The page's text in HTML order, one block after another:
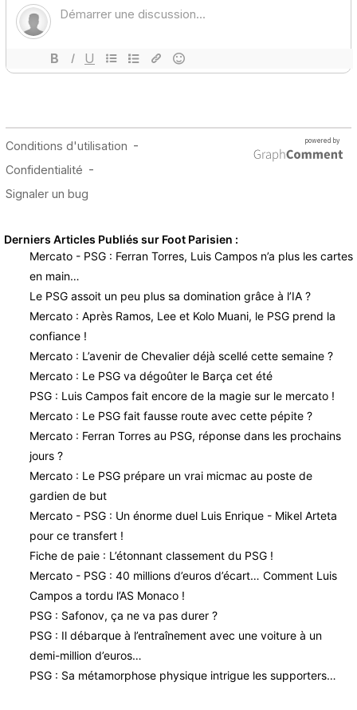
Derniers Articles Publiés sur Foot Parisien :
Mercato - PSG : Ferran Torres, Luis Campos n’a plus les cartes
en main…
Le PSG assoit un peu plus sa domination grâce à l’IA ?
Mercato : Après Ramos, Lee et Kolo Muani, le PSG prend la
confiance !
Mercato : L’avenir de Chevalier déjà scellé cette semaine ?
Mercato : Le PSG va dégoûter le Barça cet été
PSG : Luis Campos fait encore de la magie sur le mercato !
Mercato : Le PSG fait fausse route avec cette pépite ?
Mercato : Ferran Torres au PSG, réponse dans les prochains
jours ?
Mercato : Le PSG prépare un vrai micmac au poste de
gardien de but
Mercato - PSG : Un énorme duel Luis Enrique - Mikel Arteta
pour ce transfert !
Fiche de paie : L’étonnant classement du PSG !
Mercato - PSG : 40 millions d’euros d’écart… Comment Luis
Campos a tordu l’AS Monaco !
PSG : Safonov, ça ne va pas durer ?
PSG : Il débarque à l’entraînement avec une voiture à un
demi-million d’euros…
PSG : Sa métamorphose physique intrigue les supporters…